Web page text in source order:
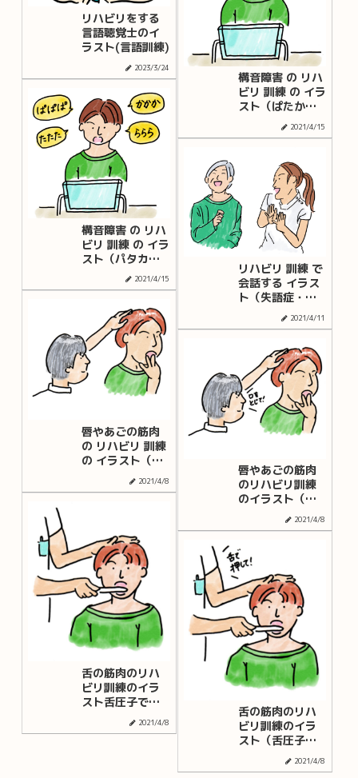
リハビリをする
言語聴覚士のイ
ラスト(言語訓練)
2023/3/24
構音障害 の リハ
ビリ 訓練 の イラ
スト（ぱたから
体操）セリフな
し
2021/4/15
構音障害 の リハ
ビリ 訓練 の イラ
スト（パタカラ
体操）セリフあ
り 口腔体操
2021/4/15
リハビリ 訓練 で
会話する イラス
ト（失語症・構
音障害・認知症
などのリハビリ
2021/4/11
唇やあごの筋肉
の リハビリ 訓練
の イラスト（手
を使い、顎を押
し下げるように
害・構音障害の
リハビリ訓練)
2021/4/8
唇やあごの筋肉
のリハビリ訓練
のイラスト（手
を使い、顎を押
し下げるように
リフあり(嚥下障
害・構音障害の
リハビリ訓練)
2021/4/8
舌の筋肉のリハ
ビリ訓練のイラ
スト舌圧子で舌
を押す）セリフ
なし(嚥下障害・
2021/4/8
舌の筋肉のリハ
ビリ訓練のイラ
スト（舌圧子で
舌を押す）セリ
フあり(嚥下障
2021/4/8